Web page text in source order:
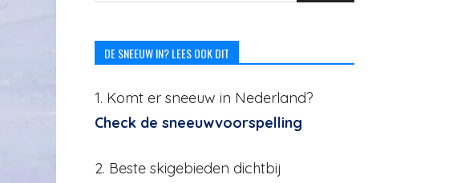
DE SNEEUW IN? LEES OOK DIT
1. Komt er sneeuw in Nederland?
Check de sneeuwvoorspelling
2. Beste skigebieden dichtbij